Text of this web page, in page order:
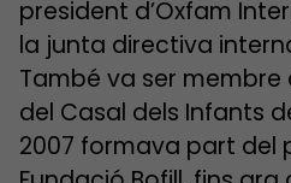
president d’Oxfam
la junta directiva
També va ser membre
del Casal dels Infants
2007 formava part del